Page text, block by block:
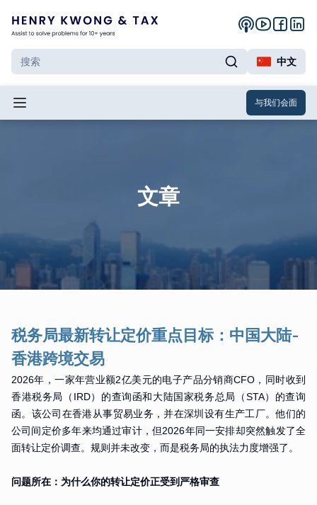
中文
与我们会面
文章
税务局最新转让定价重点目标：中国大陆-
香港跨境交易
2026年，一家年营业额2亿美元的电子产品分销商CFO，同时收到
香港税务局（IRD）的查询函和大陆国家税务总局（STA）的查询
函。该公司在香港从事贸易业务，并在深圳设有生产工厂。他们的
公司间定价多年来均通过审计，但2026年同一安排却突然触发了全
面转让定价调查。规则并未改变，而是税务局的执法力度增强了。
问题所在：为什么你的转让定价正受到严格审查